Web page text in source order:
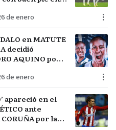
de enero
en MATUTE
decidió
AQUINO por
de enero
apareció en el
ante
CORUÑA por la